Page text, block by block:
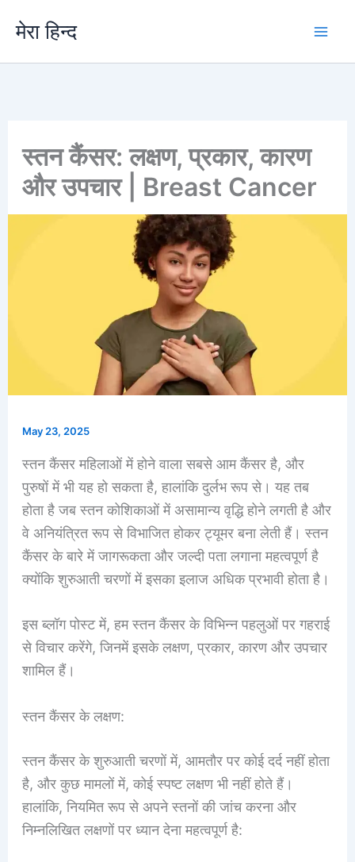
मेरा हिन्द
स्तन कैंसर: लक्षण, प्रकार, कारण
और उपचार | Breast Cancer
May 23, 2025
स्तन कैंसर महिलाओं में होने वाला सबसे आम कैंसर है, और
पुरुषों में भी यह हो सकता है, हालांकि दुर्लभ रूप से। यह तब
होता है जब स्तन कोशिकाओं में असामान्य वृद्धि होने लगती है और
वे अनियंत्रित रूप से विभाजित होकर ट्यूमर बना लेती हैं। स्तन
कैंसर के बारे में जागरूकता और जल्दी पता लगाना महत्वपूर्ण है
क्योंकि शुरुआती चरणों में इसका इलाज अधिक प्रभावी होता है।
इस ब्लॉग पोस्ट में, हम स्तन कैंसर के विभिन्न पहलुओं पर गहराई
से विचार करेंगे, जिनमें इसके लक्षण, प्रकार, कारण और उपचार
शामिल हैं।
स्तन कैंसर के लक्षण:
स्तन कैंसर के शुरुआती चरणों में, आमतौर पर कोई दर्द नहीं होता
है, और कुछ मामलों में, कोई स्पष्ट लक्षण भी नहीं होते हैं।
हालांकि, नियमित रूप से अपने स्तनों की जांच करना और
निम्नलिखित लक्षणों पर ध्यान देना महत्वपूर्ण है: